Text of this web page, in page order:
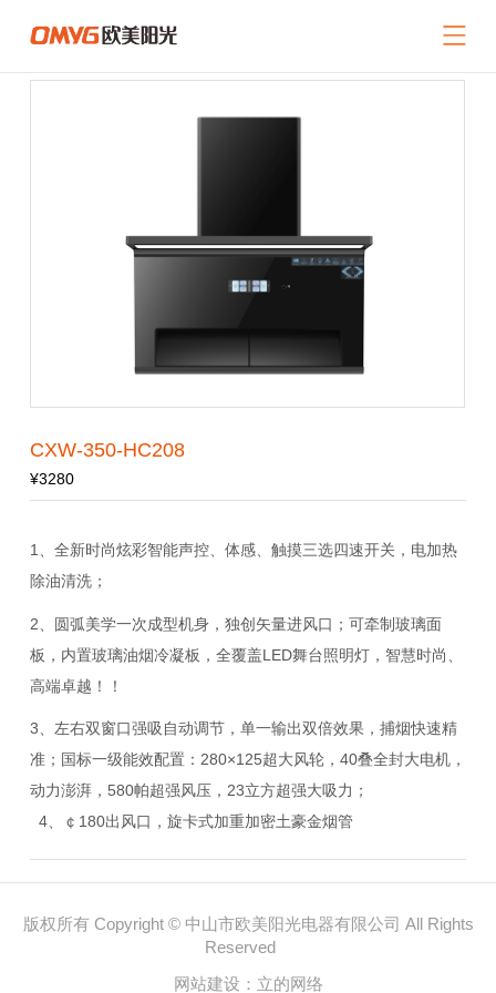
网站导航
关于我们
CXW-350-HC208
¥3280
1、全新时尚炫彩智能声控、体感、触摸三选四速开关，电加热
除油清洗；
2、圆弧美学一次成型机身，独创矢量进风口；可牵制玻璃面
板，内置玻璃油烟冷凝板，全覆盖LED舞台照明灯，智慧时尚、
高端卓越！！
3、左右双窗口强吸自动调节，单一输出双倍效果，捕烟快速精
准；国标一级能效配置：280×125超大风轮，40叠全封大电机，
动力澎湃，580帕超强风压，23立方超强大吸力；
4、￠180出风口，旋卡式加重加密土豪金烟管
版权所有 Copyright © 中山市欧美阳光电器有限公司 All Rights
Reserved
网站建设： 立的网络